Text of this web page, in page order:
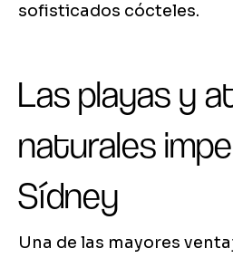
sofisticados cócteles.
Las playas y
naturales
Sídney
Una de las mayores